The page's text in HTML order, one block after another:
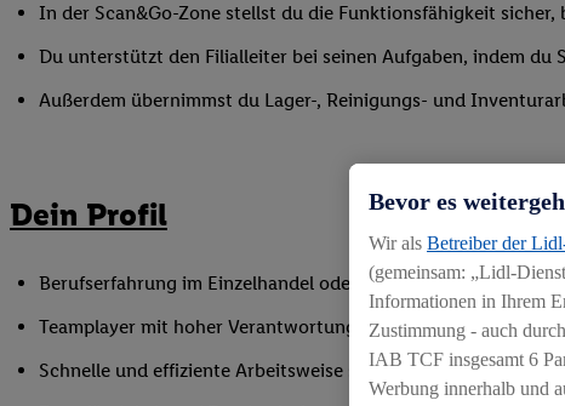
In der Scan&Go-Zone stellst du die Funktionsfähigkeit
Du unterstützt den Filialleiter bei seinen Aufgaben, indem
Außerdem übernimmst du Lager-, Reinigungs- und
Dein Profil
Berufserfahrung im Einzelhandel oder einer vergleichbaren
Teamplayer mit hoher Verantwortungsbereitschaft und Spaß
Schnelle und effiziente Arbeitsweise sowie
Bevor es
Wir als Betreiber der
(gemeinsam: „Lidl-
Informationen in Ihrem
Zustimmung - auch
IAB TCF insgesamt 6
Werbung innerhalb und